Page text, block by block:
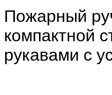
Пожарный
компактной
рукавами с